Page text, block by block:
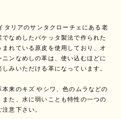
タリアのサンタクローチェにある老
なめしたバケッタ製法で作られた
れている原皮を使用しており、オ
ンなめしの革は、使い込むほどに
みいただける革になっています。
来のキズ やシワ、色のムラなどの
た、水に弱いことも特性の一つの
意下さい。